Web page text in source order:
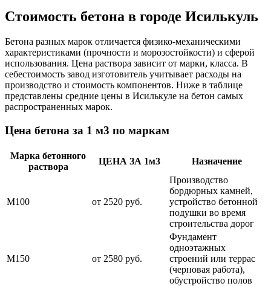
Стоимость бетона в городе Исилькуль
Бетона разных марок отличается физико-механическими
характеристиками (прочности и морозостойкости) и сферой
использования. Цена раствора зависит от марки, класса. В
себестоимость завод изготовитель учитывает расходы на
производство и стоимость компонентов. Ниже в таблице
представлены средние цены в Исилькуле на бетон самых
распространенных марок.
Цена бетона за 1 м3 по маркам
Марка бетонного
раствора
ЦЕНА ЗА 1м3 Назначение
М100 от 2520 руб.
Производство
бордюрных камней,
устройство бетонной
подушки во время
строительства дорог
М150 от 2580 руб.
Фундамент
одноэтажных
строений или террас
(черновая работа),
обустройство полов